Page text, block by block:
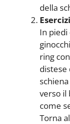
della
In piedi
ring
distese
verso il
come
Torna